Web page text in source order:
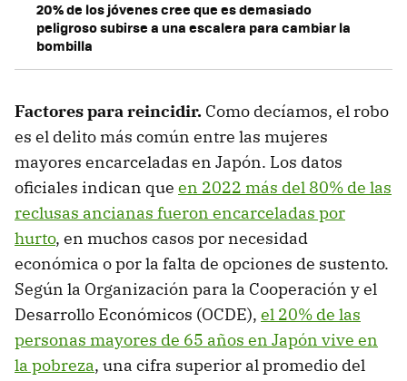
20% de los jóvenes cree que es demasiado
peligroso subirse a una escalera para cambiar la
bombilla
Factores para reincidir. Como decíamos, el robo
es el delito más común entre las mujeres
mayores encarceladas en Japón. Los datos
oficiales indican que en 2022 más del 80% de las
reclusas ancianas fueron encarceladas por
hurto, en muchos casos por necesidad
económica o por la falta de opciones de sustento.
Según la Organización para la Cooperación y el
Desarrollo Económicos (OCDE), el 20% de las
personas mayores de 65 años en Japón vive en
la pobreza, una cifra superior al promedio del